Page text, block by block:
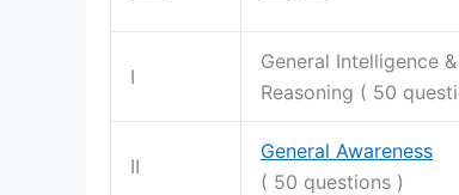
I
General Intelligence &
Reasoning ( 50
II
General Awareness
( 50 questions )